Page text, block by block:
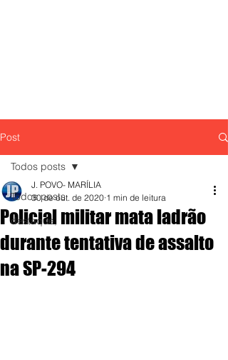
Post
Todos posts
destaque,
Todos posts
Policial militar mata ladrão
durante tentativa de assalto
na SP-294
J. POVO- MARÍLIA
30 de out. de 2020 1 min de leitura